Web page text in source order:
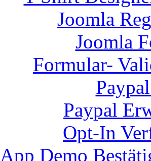
Joomla
Joomla
Formular-
Paypal
Opt-In
App Demo